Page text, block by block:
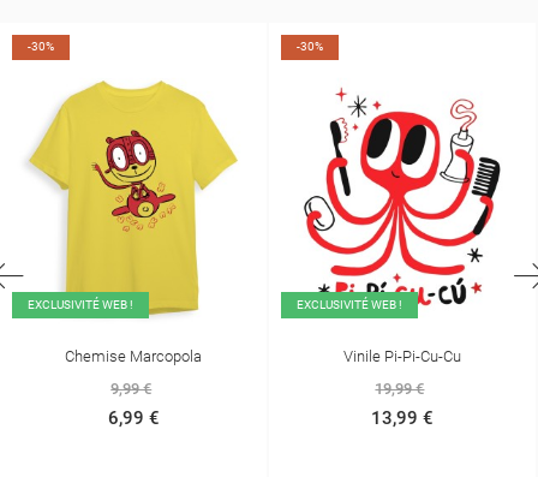
-30%
EXCLUSIVITÉ WEB !
Chemise Marcopola
9,99 €
6,99 €
-30%
EXCLUSIVITÉ WEB !
Vinile Pi-Pi-Cu-Cu
19,99 €
13,99 €